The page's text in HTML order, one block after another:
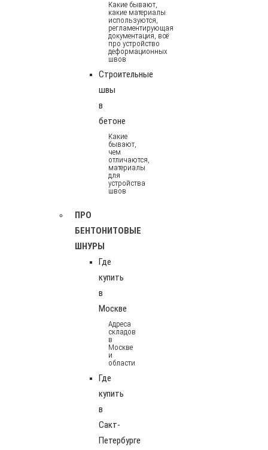
Какие бывают,
какие материалы
используются,
регламентирующая
документация, всё
про устройство
деформационных
швов
Строительные
швы
в
бетоне
Какие
бывают,
чем
отличаются,
материалы
для
устройства
швов
ПРО
БЕНТОНИТОВЫЕ
ШНУРЫ
Где
купить
в
Москве
Адреса
складов
в
Москве
и
области
Где
купить
в
Сакт-
Петербурге